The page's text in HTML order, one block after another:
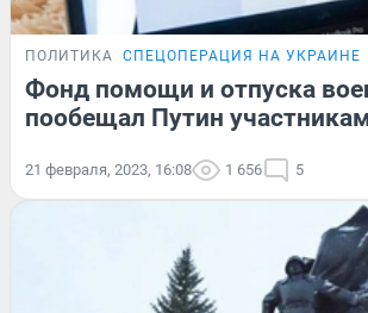
ПОЛИТИКА СПЕЦОПЕРАЦИЯ НА УКРАИНЕ
Фонд помощи и отпуска
пообещал Путин
21 февраля, 2023, 16:08 1 656 5